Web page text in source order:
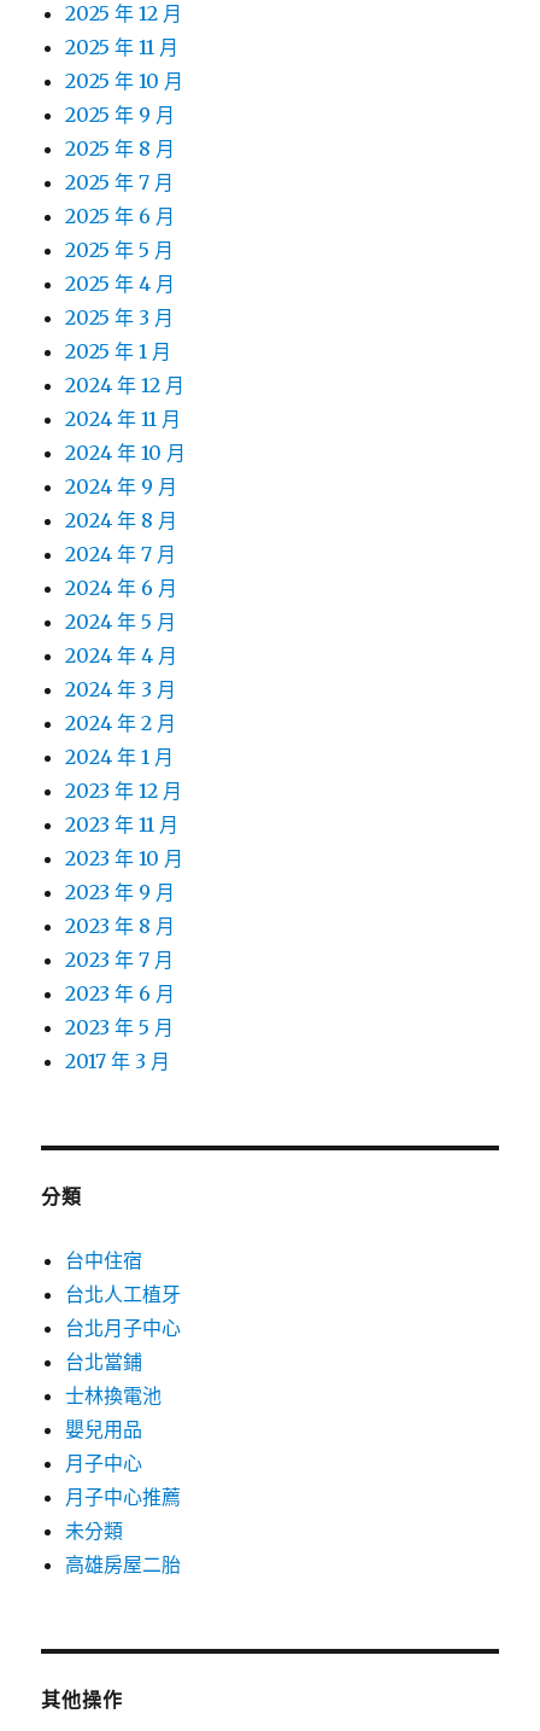
2025 年 12 月
2025 年 11 月
2025 年 10 月
2025 年 9 月
2025 年 8 月
2025 年 7 月
2025 年 6 月
2025 年 5 月
2025 年 4 月
2025 年 3 月
2025 年 1 月
2024 年 12 月
2024 年 11 月
2024 年 10 月
2024 年 9 月
2024 年 8 月
2024 年 7 月
2024 年 6 月
2024 年 5 月
2024 年 4 月
2024 年 3 月
2024 年 2 月
2024 年 1 月
2023 年 12 月
2023 年 11 月
2023 年 10 月
2023 年 9 月
2023 年 8 月
2023 年 7 月
2023 年 6 月
2023 年 5 月
2017 年 3 月
分類
台中住宿
台北人工植牙
台北月子中心
台北當鋪
士林換電池
嬰兒用品
月子中心
月子中心推薦
未分類
高雄房屋二胎
其他操作